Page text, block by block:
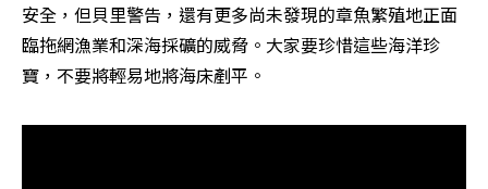
安全，但貝里警告，還有更多尚未發現的章魚繁殖地正面
臨拖網漁業和深海採礦的威脅。大家要珍惜這些海洋珍
寶，不要將輕易地將海床剷平。